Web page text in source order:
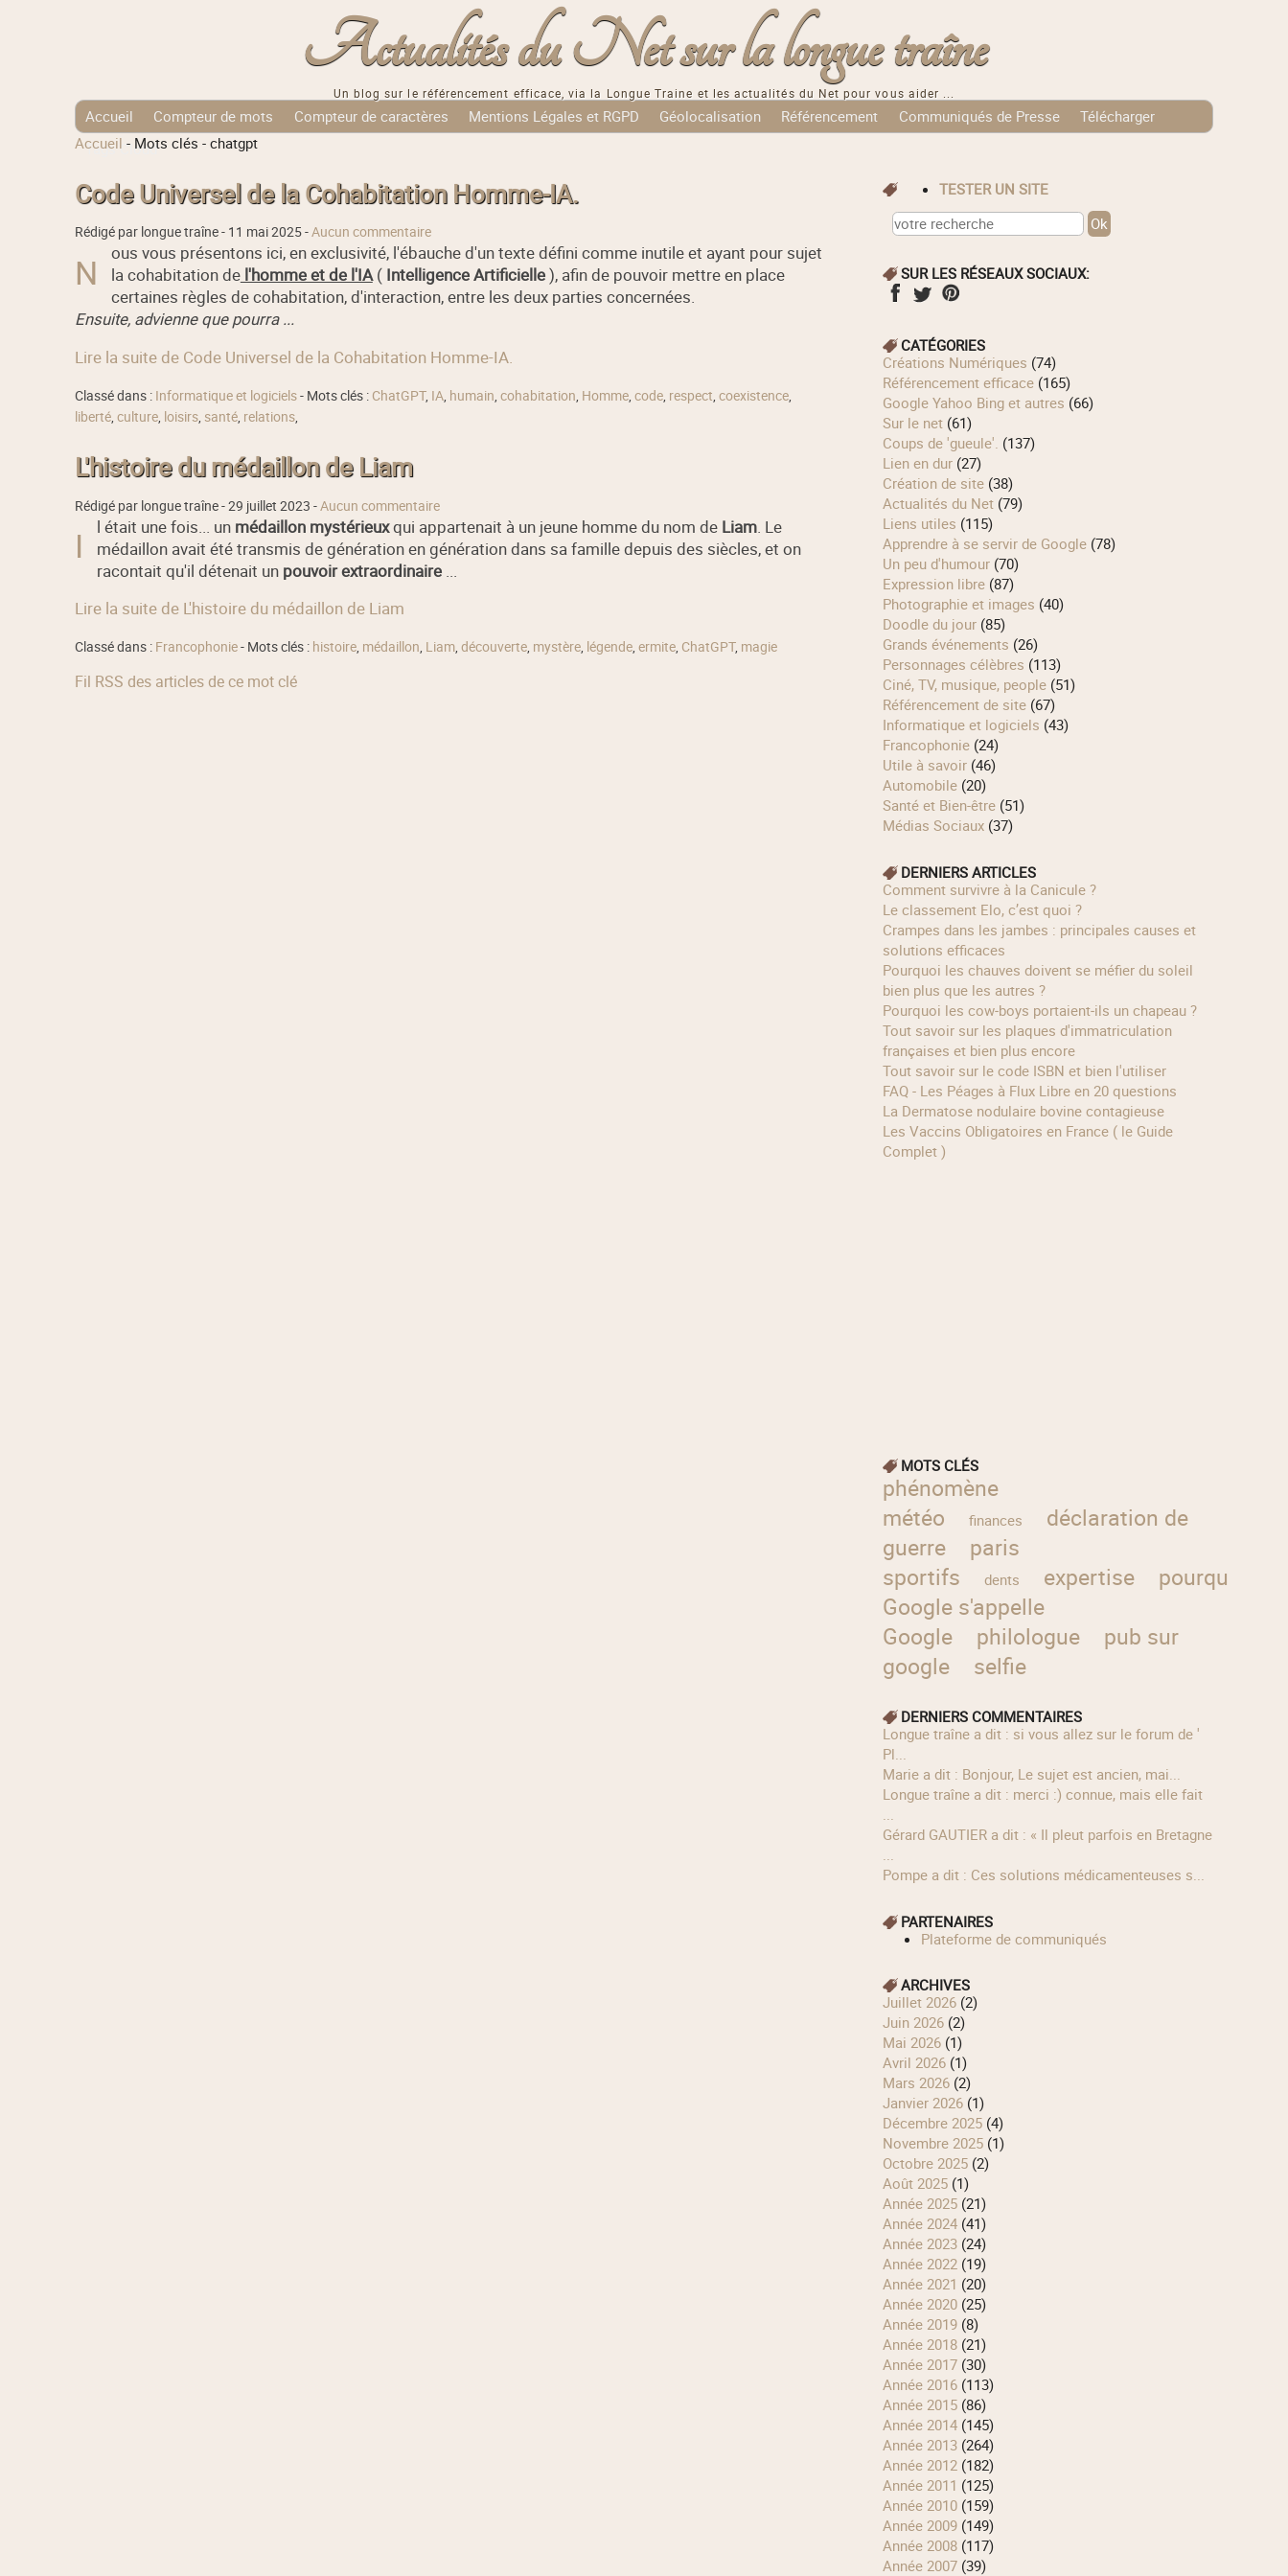
Actualités du Net sur la longue traîne
Un blog sur le référencement efficace, via la Longue Traine et les actualités du Net pour vous aider ...
Accueil Compteur de mots Compteur de caractères Mentions Légales et RGPD Géolocalisation Référencement Communiqués de Presse
Télécharger
Tags Cloud
Accueil - Mots clés - chatgpt
Code Universel de la Cohabitation Homme-IA.
Rédigé par longue traîne - 11 mai 2025-Aucun commentaire
N
ous vous présentons ici, en exclusivité, l'ébauche d'un texte défini comme inutile et ayant pour sujet
la cohabitation del'homme et de l'IA(Intelligence Artificielle), afin de pouvoir mettre en place
certaines règles de cohabitation, d'interaction, entre les deux parties concernées.
Ensuite, advienne que pourra ...
Lire la suite de Code Universel de la Cohabitation Homme-IA.
Classé dans : Informatique et logiciels- Mots clés : ChatGPT, IA, humain, cohabitation, Homme, code, respect, coexistence,
liberté, culture, loisirs, santé, relations,
L'histoire du médaillon de Liam
Rédigé par longue traîne -29 juillet 2023 -Aucun commentaire
I l était une fois... un médaillon mystérieuxqui appartenait à un jeune homme du nom de Liam. Le
médaillon avait été transmis de génération en génération dans sa famille depuis des siècles, et on
racontait qu'il détenait un pouvoir extraordinaire...
Lire la suite de L'histoire du médaillon de Liam
Classé dans : Francophonie- Mots clés : histoire, médaillon, Liam, découverte, mystère, légende, ermite, ChatGPT, magie
Fil RSS des articles de ce mot clé
TESTER UN SITE
SUR LES RÉSEAUX SOCIAUX:
CATÉGORIES
Créations Numériques (74)
Référencement efficace(165)
Google Yahoo Bing et autres (66)
Sur le net(61)
Coups de 'gueule'. (137)
Lien en dur(27)
Création de site(38)
Actualités du Net(79)
Liens utiles (115)
Apprendre à se servir de Google(78)
Un peu d'humour(70)
Expression libre(87)
Photographie et images (40)
Doodle du jour(85)
Grands événements (26)
Personnages célèbres (113)
Ciné, TV, musique, people(51)
Référencement de site(67)
Informatique et logiciels (43)
Francophonie(24)
Utile à savoir(46)
Automobile(20)
Santé et Bien-être(51)
Médias Sociaux(37)
DERNIERS ARTICLES
Comment survivre à la Canicule ?
Le classement Elo, c’est quoi ?
Crampes dans les jambes : principales causes et
solutions efficaces
Pourquoi les chauves doivent se méfier du soleil
bien plus que les autres ?
Pourquoi les cow‑boys portaient‑ils un chapeau ?
Tout savoir sur les plaques d'immatriculation
françaises et bien plus encore
Tout savoir sur le code ISBN et bien l'utiliser
FAQ - Les Péages à Flux Libre en 20 questions
La Dermatose nodulaire bovine contagieuse
Les Vaccins Obligatoires en France ( le Guide
Complet )
MOTS CLÉS
phénomène
météo
finances
déclaration de
guerre
paris
sportifs
dents expertise
pourquoi
Google s'appelle
Google
philologue
pub sur
google
selfie
DERNIERS COMMENTAIRES
longue traîne a dit : si vous allez sur le forum de '
Pl...
Marie a dit : Bonjour, Le sujet est ancien, mai...
longue traîne a dit : merci :) connue, mais elle fait
...
Gérard GAUTIER a dit : « Il pleut parfois en Bretagne
...
Pompe a dit : Ces solutions médicamenteuses s...
PARTENAIRES
Plateforme de communiqués
ARCHIVES
juillet 2026(2)
juin 2026(2)
mai 2026(1)
avril 2026(1)
mars 2026(2)
janvier 2026(1)
décembre 2025(4)
novembre 2025(1)
octobre 2025(2)
août 2025(1)
année 2025(21)
année 2024(41)
année 2023(24)
année 2022(19)
année 2021 (20)
année 2020(25)
année 2019(8)
année 2018(21)
année 2017(30)
année 2016(113)
année 2015(86)
année 2014(145)
année 2013(264)
année 2012(182)
année 2011 (125)
année 2010(159)
année 2009(149)
année 2008(117)
année 2007(39)